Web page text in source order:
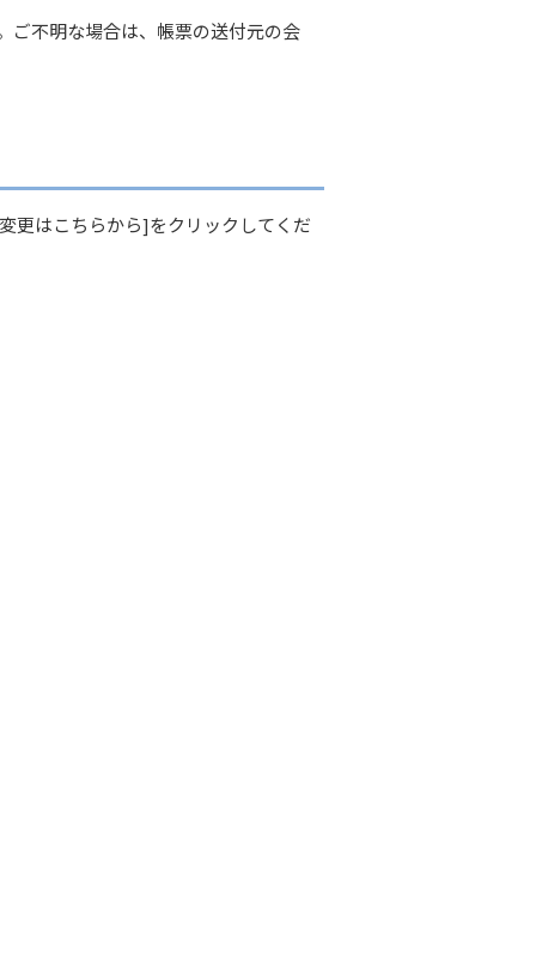
不明な場合は、帳票の送付元の会
更はこちらから]をクリックしてくだ